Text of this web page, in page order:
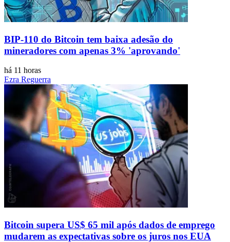
BIP-110 do Bitcoin tem baixa adesão do
mineradores com apenas 3% 'aprovando'
há 11 horas
Ezra Reguerra
Bitcoin supera US$ 65 mil após dados de emprego
mudarem as expectativas sobre os juros nos EUA